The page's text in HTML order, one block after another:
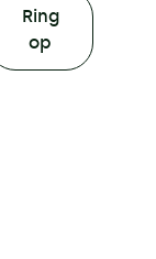
Ring
op